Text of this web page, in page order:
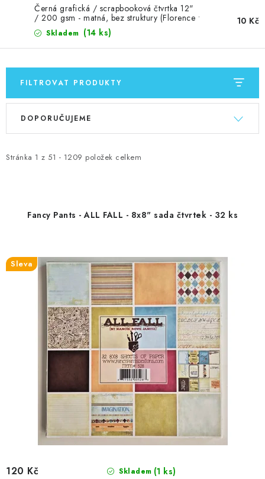
Černá grafická / scrapbooková čtvrtka 12"
/ 200 gsm - matná, bez struktury (Florence •
Cardstock Paper Smooth 12x12" 200g
Black )Skladem (14 ks)
10 Kč
FILTROVAT PRODUKTY
V
i
u
k
Stránka 1 z 51 - 1209 položek celkem
Ř
e
d
u
DOPORUČUJEME
Fancy Pants - ALL FALL - 8x8" sada čtvrtek - 32 ks
Sleva
Skladem (1 ks)
120 Kč